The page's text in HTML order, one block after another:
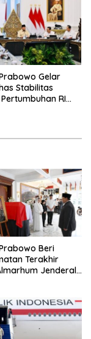
Gelar
Stabilitas
RI
Beri
Terakhir
Jenderal